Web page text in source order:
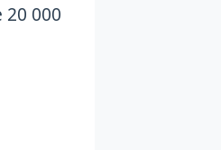
000